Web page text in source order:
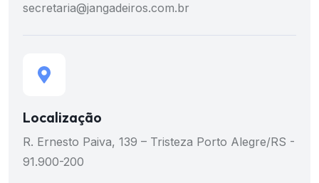
secretaria@jangadeiros.com.br
Localização
R. Ernesto Paiva, 139 – Tristeza Porto Alegre/RS -
91.900-200